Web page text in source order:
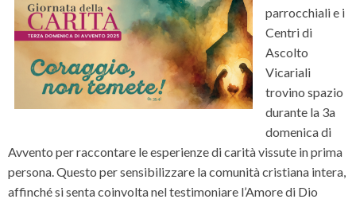
parrocchiali e i
Centri di
Ascolto
Vicariali
trovino spazio
durante la 3a
domenica di
Avvento per raccontare le esperienze di carità vissute in prima
persona. Questo per sensibilizzare la comunità cristiana intera,
affinché si senta coinvolta nel testimoniare l’Amore di Dio